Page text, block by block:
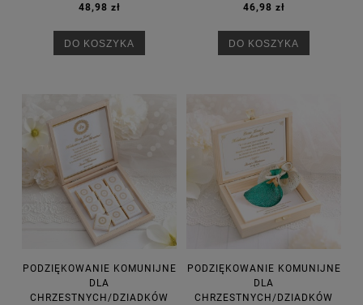
48,98 zł
DO KOSZYKA
46,98 zł
DO KOSZYKA
PODZIĘKOWANIE KOMUNIJNE
DLA
CHRZESTNYCH/DZIADKÓW
PODZIĘKOWANIE KOMUNIJNE
DLA
CHRZESTNYCH/DZIADKÓW